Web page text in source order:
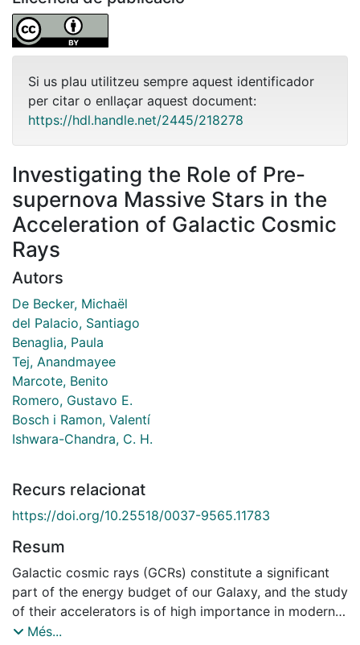
Si us plau utilitzeu sempre aquest identificador
per citar o enllaçar aquest document:
https://hdl.handle.net/2445/218278
Investigating the Role of Pre-
supernova Massive Stars in the
Acceleration of Galactic Cosmic
Rays
Autors
De Becker, Michaël
del Palacio, Santiago
Benaglia, Paula
Tej, Anandmayee
Marcote, Benito
Romero, Gustavo E.
Bosch i Ramon, Valentí
Ishwara-Chandra, C. H.
Recurs relacionat
https://doi.org/10.25518/0037-9565.11783
Resum
Galactic cosmic rays (GCRs) constitute a significant
part of the energy budget of our Galaxy, and the study
of their accelerators is of high importance in modern
astrophysics. Their main sources are likely supernova
Més...